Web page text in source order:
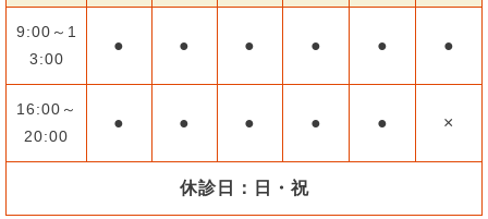
9:00～1
3:00
● ● ● ● ● ●
16:00～
20:00
● ● ● ● ● ×
休診日：日・祝